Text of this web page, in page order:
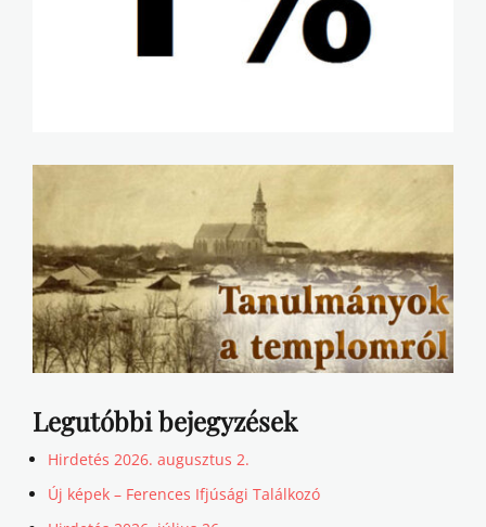
Legutóbbi bejegyzések
Hirdetés 2026. augusztus 2.
Új képek – Ferences Ifjúsági Találkozó